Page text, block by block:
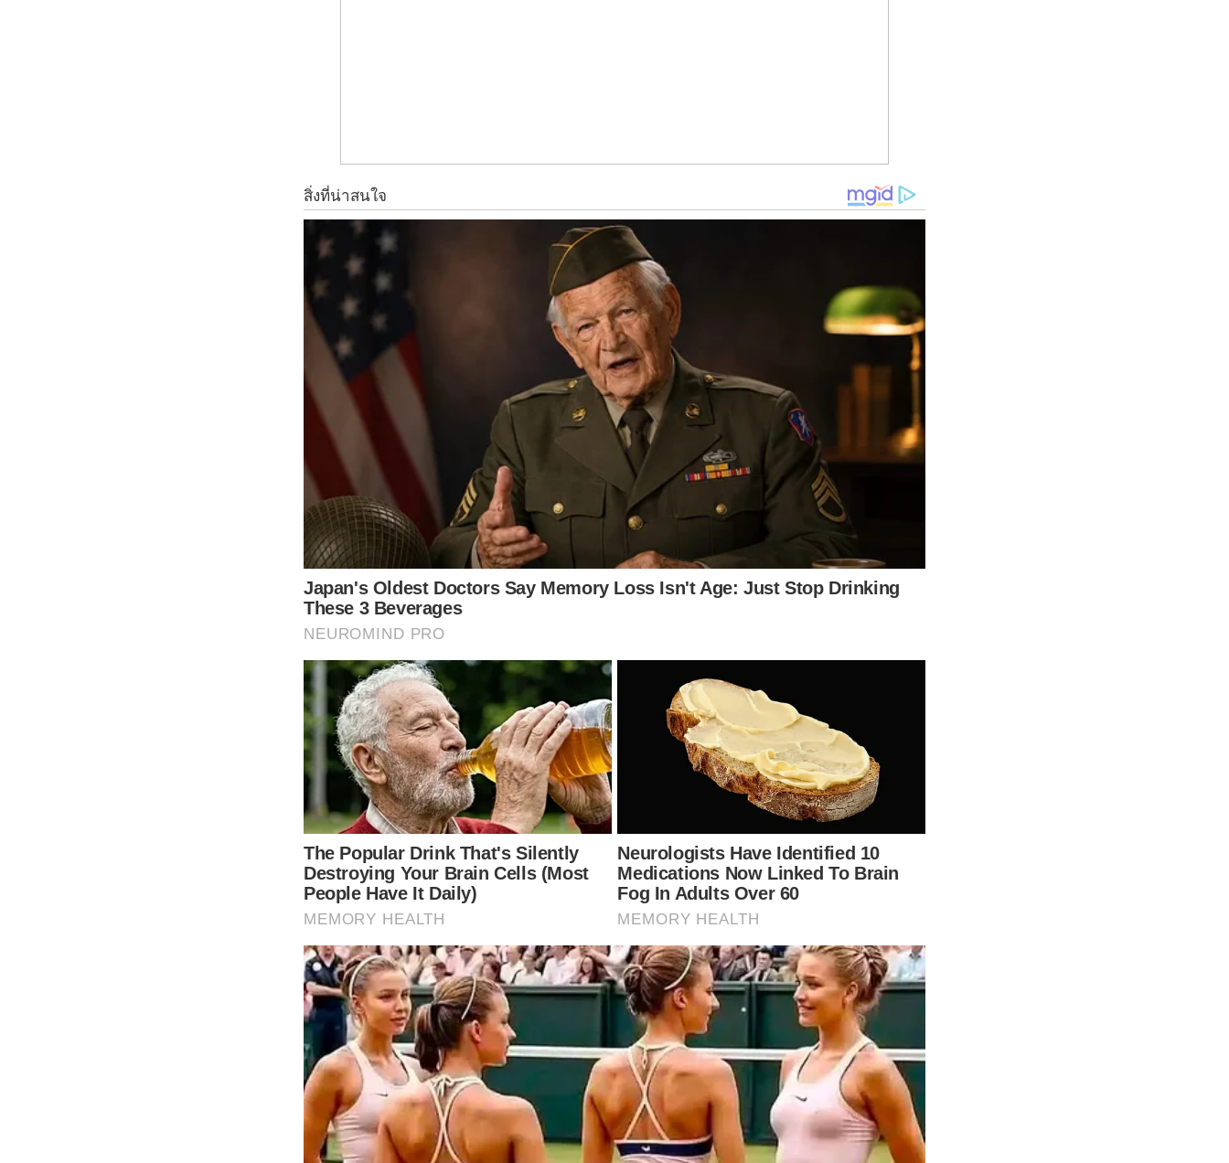
– สติ๊กเกอร์บนของใช้ เวลาที่เราซื้อของใช้มามักจะมีสติ๊กเกอร์ราคาติดเอาไว้อยู่ พอเราแกะออก ก็จะทิ้งรอยคราบกาวเหนียวๆเอาไว้ ง่ายๆให้เราทำแบบนี้เลย ก่อนที่จะแกะสติ๊กเกอร์ เอาเครื่องเป่าผม
มาเป่าสติ๊กเกอร์เสียก่อนโดยใช้ลมร้อน จากนั้นพอเราลอกสติ๊กเกอร์ออก ก็จะไม่มีคราบกาวทิ้งไว้หลงเหลืออยู่ และยังแกะออกได้ง่ายมาก
– เขียงสกปรกมีกลิ่น คราบของอาหารมักติดอยู่แล้วเมื่อเราใช้งานเขียงเสร็จ แต่การทำความสะอาดออกนั้นเรียกได้ว่าย า กเลย ให้เรานำเกลือมาโรยบนเขียงให้ทั่ว น่าจะใช้ประมาณ 1 ช้อนชาจะ
พอดี แล้วเอาฟองน้ำชุบน้ำมาขัดถูบนเขียงให้สะอาด จากนั้นก็ล้างน้ำออก ต่อมาให้ผสมน้ำส้มสายชูกับน้ำสะอาดในอัตราส่วน 1 ต่อ 2 แล้วนำไปฉีดพ่นลงบนเขียง หรือจะใช้วิธีการเช็ดก็ได้ ขั้นตอน
เรื่องงานบ้านที่ว่าย า กกลายเป็นเรื่องง่ายเลยใช่ไหม แค่เพียงใช้วิธีการดังที่ได้กล่าวมานี้ ต่อไปก็ไม่ต้องนั่งหนักใจว่าจะแก้ปัญหาเหล่านี้อย่ า งไรดี แถมยังมีเวลาเหลือให้ทำอย่ า งอื่นอีกตั้งเยอะ และ
ไ่มต้องเสียของทิ้งอันเก่าที่มีปัญหา ไปหาซื้อมาใช้ใหม่ ทั้งประหยัด สะดวก สะอาด แค่นี้ก็ถือว่าคุ้มมากแล้ว ง่ายมากๆเลยใช่ไหมล่ะ